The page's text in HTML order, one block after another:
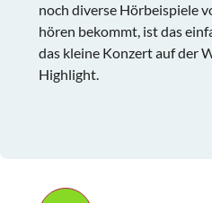
noch diverse Hörbeispiele
hören bekommt, ist das
das kleine Konzert auf der
Highlight.